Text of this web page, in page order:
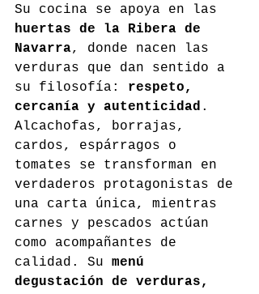
Su cocina se apoya en las
huertas de la Ribera de
Navarra, donde nacen las
verduras que dan sentido a
su filosofía: respeto,
cercanía y autenticidad .
Alcachofas, borrajas,
cardos, espárragos o
tomates se transforman en
verdaderos protagonistas de
una carta única, mientras
carnes y pescados actúan
como acompañantes de
calidad. Su menú
degustación de verduras,